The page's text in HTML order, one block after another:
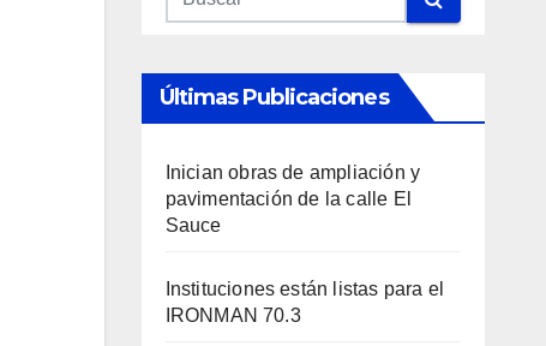
Últimas Publicaciones
Inician obras de ampliación y
pavimentación de la calle El
Sauce
Instituciones están listas para el
IRONMAN 70.3